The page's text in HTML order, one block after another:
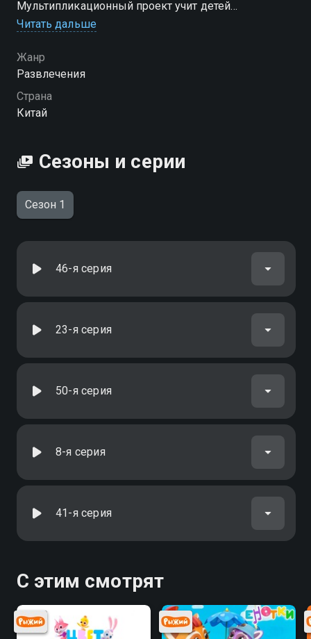
Мультипликационный проект учит детей
повседневным знаниям и помогает им развить
Посмотреть онлайн 1 сезон сериала Озорные
эльфы вы можете совершенно бесплатно в
хорошем HD качестве на Смотрёшке
Читать дальше
Жанр
Развлечения
Страна
Китай
Сезоны и серии
Сезон 1
46-я серия
23-я серия
50-я серия
8-я серия
41-я серия
С этим смотрят